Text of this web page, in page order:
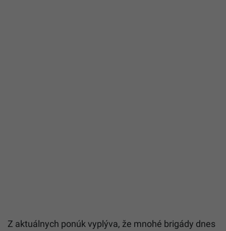
Z aktuálnych ponúk vyplýva, že mnohé brigády dnes